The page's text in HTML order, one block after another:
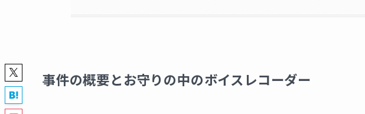
事件の概要とお守りの中のボイスレコーダー